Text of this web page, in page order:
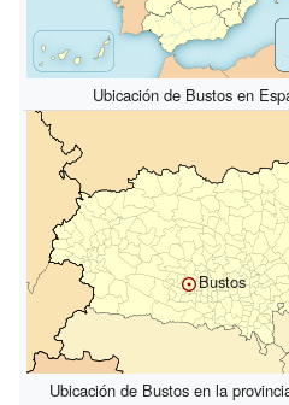
Ubicación de Bustos en
Bustos
Ubicación de Bustos en la